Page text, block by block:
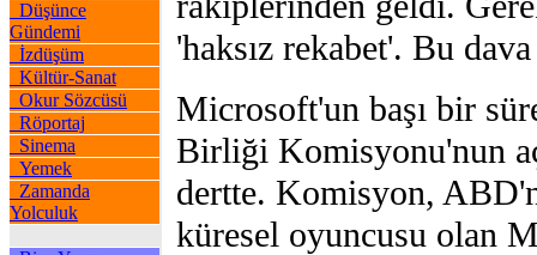
Düşünce
Gündemi
İzdüşüm
Kültür-Sanat
Okur Sözcüsü
Röportaj
Sinema
Yemek
Zamanda
Yolculuk
'haksız rekabet'. Bu
Microsoft'un başı bir
Birliği Komisyonu'nun
dertte. Komisyon,
küresel oyuncusu olan